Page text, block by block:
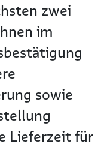
zwei
im
sowie
Lieferzeit für